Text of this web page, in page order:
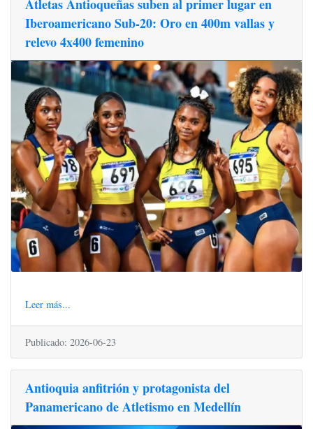
Atletas Antioqueñas suben al primer lugar en
Iberoamericano Sub-20: Oro en 400m vallas y
relevo 4x400 femenino
Leer más...
Publicado: 2026-06-23
Antioquia anfitrión y protagonista del
Panamericano de Atletismo en Medellín